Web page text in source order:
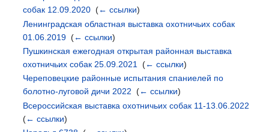
собак 12.09.2020 ‎(← ссылки)
Ленинградская областная выставка охотничьих собак
01.06.2019 ‎(← ссылки)
Пушкинская ежегодная открытая районная выставка
охотничьих собак 25.09.2021
‎(← ссылки)
Череповецкие районные испытания спаниелей по
болотно-луговой дичи 2022 ‎(← ссылки)
Всероссийская выставка охотничьих собак 11-13.06.2022
(← ссылки)